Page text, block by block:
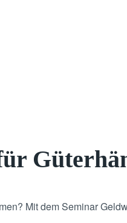
Mit dem Seminar